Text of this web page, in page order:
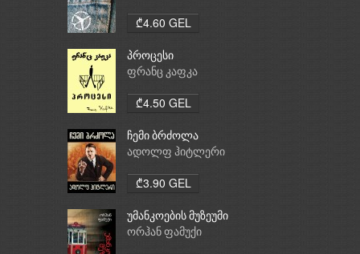
₾4.60 GEL
პროცესი
ფრანც კაფკა
₾4.50 GEL
ჩემი ბრძოლა
ადოლფ ჰიტლერი
₾3.90 GEL
უმანკოების მუზეუმი
ორჰან ფამუქი